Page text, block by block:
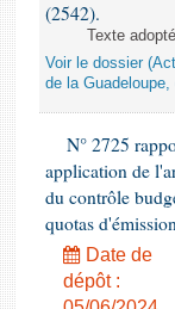
(2542).
Texte
Voir le dossier
de la
N° 2725
application de
du contrôle
quotas
Date de
dépôt :